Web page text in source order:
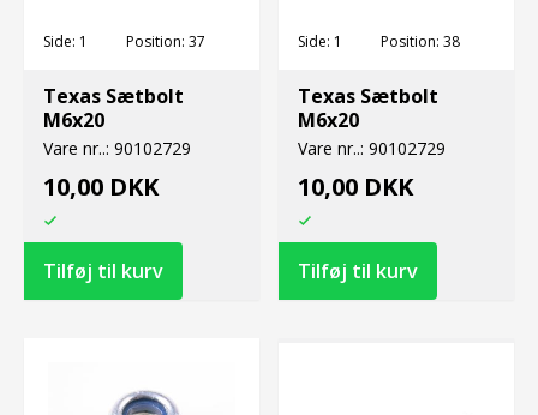
Side: 1 Position: 37
Texas Sætbolt
M6x20
Vare nr..: 90102729
10,00 DKK
Side: 1 Position: 38
Texas Sætbolt
M6x20
Vare nr..: 90102729
10,00 DKK